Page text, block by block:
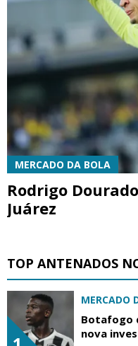
MERCADO DA BOLA
Rodrigo
Juárez
TOP ANTENADOS
MERCADO
Botafogo
nova